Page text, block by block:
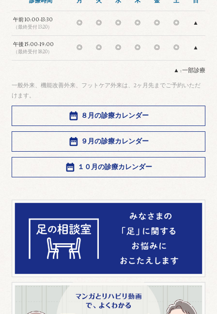
午前10:00-13:30
（最終受付 13:20）
◎ ◎ ◎ ◎ ◎ ◎ ▲
午後15:00-19:00
（最終受付 18:20）
◎ ◎ ◎ ◎ ◎ ◎ ▲
▲ : 一部診療
一般外来、機能改善外来、フットケア外来は、2ヶ月先までご予約いただ
けます。
８月の診療カレンダー
９月の診療カレンダー
１０月の診療カレンダー